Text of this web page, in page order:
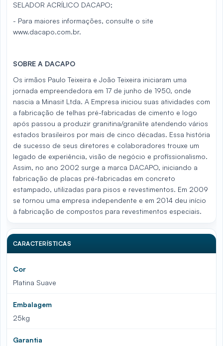
SELADOR ACRÍLICO DACAPO;
- Para maiores informações, consulte o site
www.dacapo.com.br.
SOBRE A DACAPO
Os irmãos Paulo Teixeira e João Teixeira iniciaram uma
jornada empreendedora em 17 de junho de 1950, onde
nascia a Minasit Ltda. A Empresa iniciou suas atividades com
a fabricação de telhas pré-fabricadas de cimento e logo
após passou a produzir granitina/granilite atendendo vários
estados brasileiros por mais de cinco décadas. Essa história
de sucesso de seus diretores e colaboradores trouxe um
legado de experiência, visão de negócio e profissionalismo.
Assim, no ano 2002 surge a marca DACAPO, iniciando a
fabricação de placas pré-fabricadas em concreto
estampado, utilizadas para pisos e revestimentos. Em 2009
se tornou uma empresa independente e em 2014 deu início
à fabricação de compostos para revestimentos especiais.
CARACTERÍSTICAS
Cor
Platina Suave
Embalagem
25kg
Garantia